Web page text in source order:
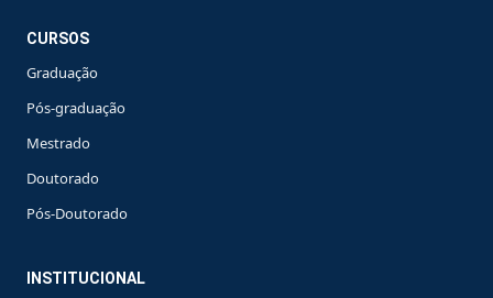
CURSOS
Graduação
Pós-graduação
Mestrado
Doutorado
Pós-Doutorado
INSTITUCIONAL